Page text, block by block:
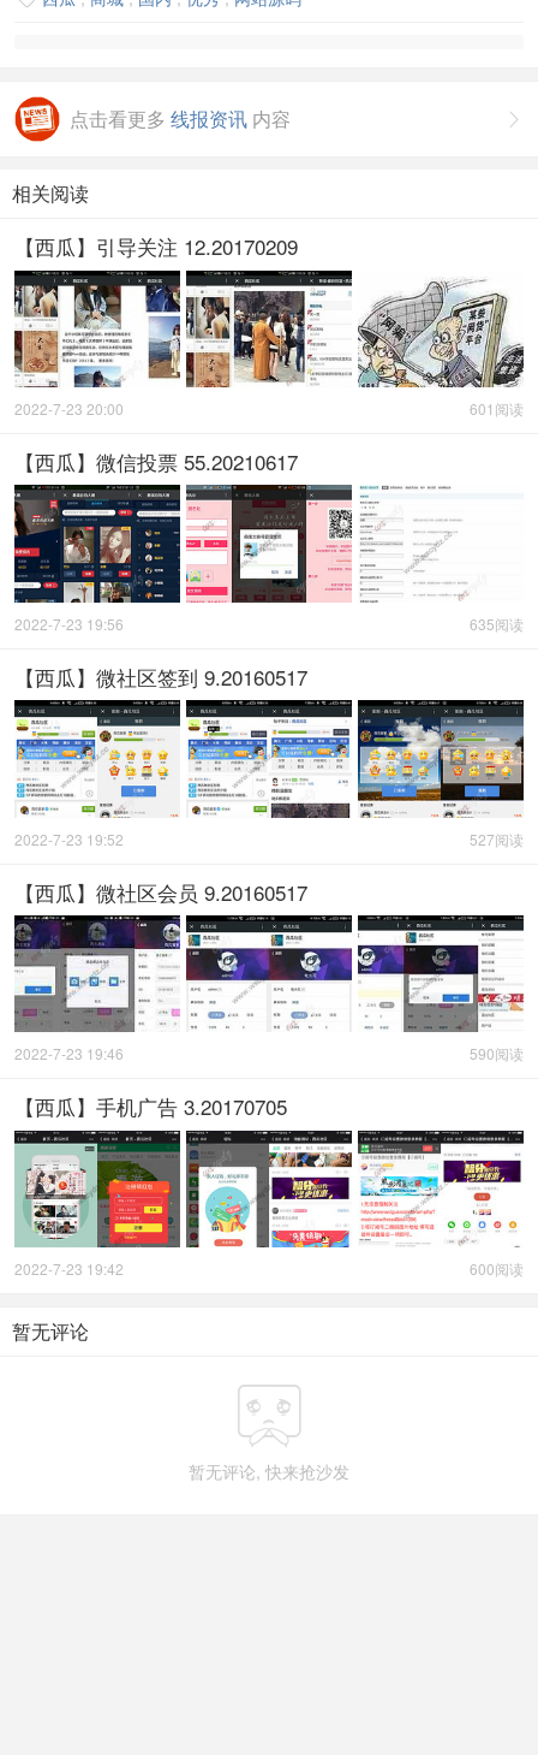

点击看更多 线报资讯 内容
相关阅读
【西瓜】引导关注 12.20170209
601阅读
2022-7-23 20:00
【西瓜】微信投票 55.20210617
635阅读
2022-7-23 19:56
【西瓜】微社区签到 9.20160517
527阅读
2022-7-23 19:52
【西瓜】微社区会员 9.20160517
590阅读
2022-7-23 19:46
【西瓜】手机广告 3.20170705
600阅读
2022-7-23 19:42
暂无评论

暂无评论, 快来抢沙发